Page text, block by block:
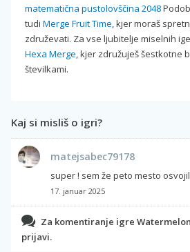
matematična pustolovščina 2048
tudi Merge Fruit Time, kjer moraš
združevati. Za vse ljubitelje miselnih
Hexa Merge, kjer združuješ šestkotne
številkami.
Kaj si misliš o igri?
matejsabec79178
super ! sem že peto mesto
17. januar 2025
Za komentiranje igre
prijavi.